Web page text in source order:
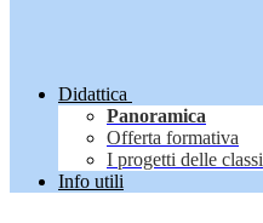
Didattica
Panoramica
Offerta formativa
I progetti delle classi
Info utili